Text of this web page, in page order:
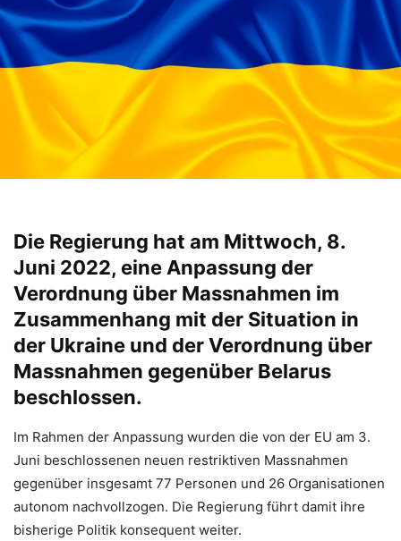
Die Regierung hat am Mittwoch, 8.
Juni 2022, eine Anpassung der
Verordnung über Massnahmen im
Zusammenhang mit der Situation in
der Ukraine und der Verordnung über
Massnahmen gegenüber Belarus
beschlossen.
Im Rahmen der Anpassung wurden die von der EU am 3.
Juni beschlossenen neuen restriktiven Massnahmen
gegenüber insgesamt 77 Personen und 26 Organisationen
autonom nachvollzogen. Die Regierung führt damit ihre
bisherige Politik konsequent weiter.